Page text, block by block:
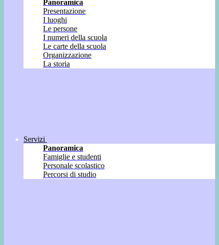
Panoramica
Presentazione
I luoghi
Le persone
I numeri della scuola
Le carte della scuola
Organizzazione
La storia
Servizi
Panoramica
Famiglie e studenti
Personale scolastico
Percorsi di studio